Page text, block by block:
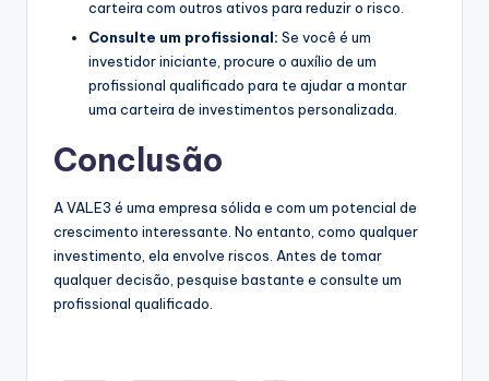
carteira com outros ativos para reduzir o risco.
Consulte um profissional: Se você é um
investidor iniciante, procure o auxílio de um
profissional qualificado para te ajudar a montar
uma carteira de investimentos personalizada.
Conclusão
A VALE3 é uma empresa sólida e com um potencial de
crescimento interessante. No entanto, como qualquer
investimento, ela envolve riscos. Antes de tomar
qualquer decisão, pesquise bastante e consulte um
profissional qualificado.